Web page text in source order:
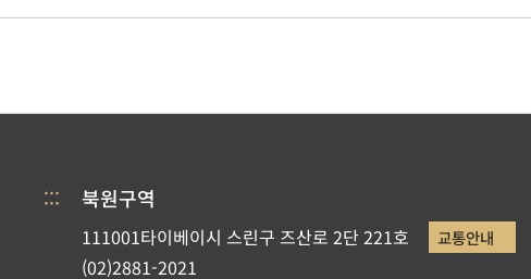
::: 북원구역
111001타이베이시 스린구 즈산로 2단 221호 교통안내
(02)2881-2021